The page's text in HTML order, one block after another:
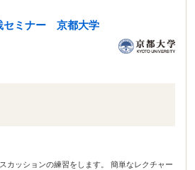
セミナー 京都大学
カッションの練習をします。 簡単なレクチャー